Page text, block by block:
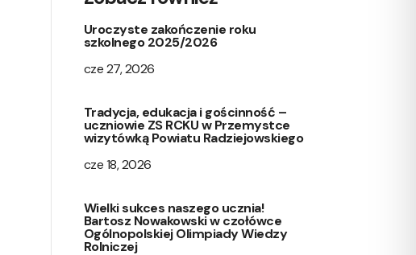
Uroczyste zakończenie roku
szkolnego 2025/2026
cze 27, 2026
Tradycja, edukacja i gościnność –
uczniowie ZS RCKU w Przemystce
wizytówką Powiatu Radziejowskiego
cze 18, 2026
Wielki sukces naszego ucznia!
Bartosz Nowakowski w czołówce
Ogólnopolskiej Olimpiady Wiedzy
Rolniczej